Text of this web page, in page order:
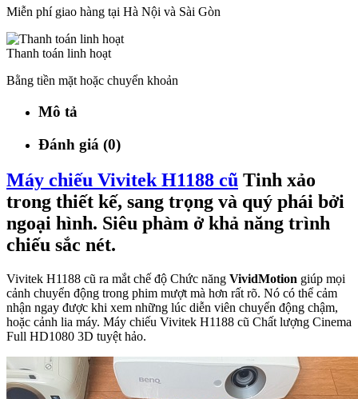
Miễn phí giao hàng tại Hà Nội và Sài Gòn
Thanh toán linh hoạt
Bằng tiền mặt hoặc chuyển khoản
Mô tả
Đánh giá (0)
Máy chiếu Vivitek H1188 cũ Tinh xảo
trong thiết kế, sang trọng và quý phái bởi
ngoại hình. Siêu phàm ở khả năng trình
chiếu sắc nét.
Vivitek H1188 cũ ra mắt chế độ Chức năng VividMotion giúp mọi
cảnh chuyển động trong phim mượt mà hơn rất rõ. Nó có thể cảm
nhận ngay được khi xem những lúc diễn viên chuyển động chậm,
hoặc cảnh lia máy. Máy chiếu Vivitek H1188 cũ Chất lượng Cinema
Full HD1080 3D tuyệt hảo.